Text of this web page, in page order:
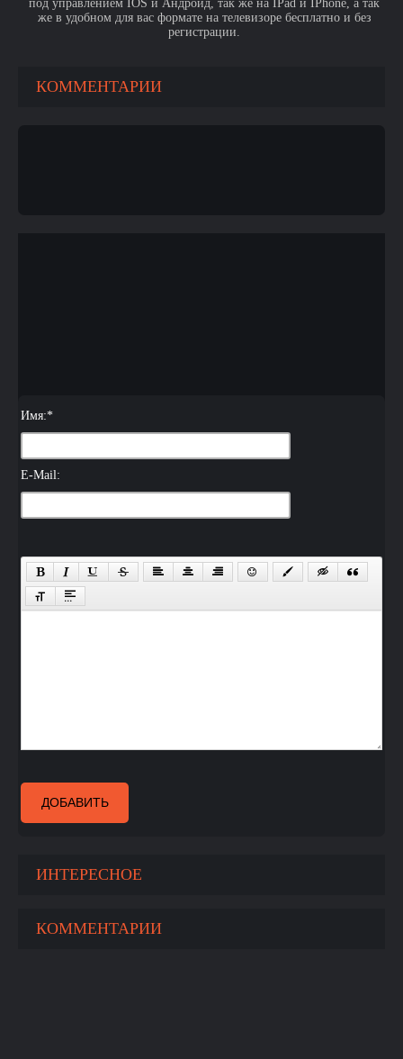
под управлением IOS и Андроид, так же на IPad и IPhone, а так
же в удобном для вас формате на телевизоре бесплатно и без
регистрации.
КОММЕНТАРИИ
Имя:*
E-Mail:
ДОБАВИТЬ
ИНТЕРЕСНОЕ
КОММЕНТАРИИ